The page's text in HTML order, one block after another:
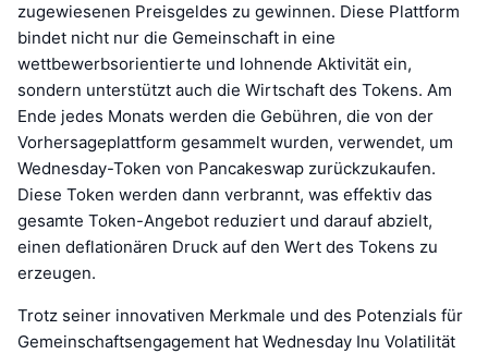
zugewiesenen Preisgeldes zu gewinnen. Diese Plattform
bindet nicht nur die Gemeinschaft in eine
wettbewerbsorientierte und lohnende Aktivität ein,
sondern unterstützt auch die Wirtschaft des Tokens. Am
Ende jedes Monats werden die Gebühren, die von der
Vorhersageplattform gesammelt wurden, verwendet, um
Wednesday-Token von Pancakeswap zurückzukaufen.
Diese Token werden dann verbrannt, was effektiv das
gesamte Token-Angebot reduziert und darauf abzielt,
einen deflationären Druck auf den Wert des Tokens zu
erzeugen.
Trotz seiner innovativen Merkmale und des Potenzials für
Gemeinschaftsengagement hat Wednesday Inu Volatilität